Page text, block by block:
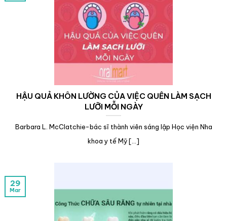
HẬU QUẢ KHÔN LƯỜNG CỦA VIỆC QUÊN LÀM SẠCH
LƯỠI MỖI NGÀY
Barbara L. McClatchie-bác sĩ thành viên sáng lập Học viện Nha
khoa y tế Mỹ [...]
29
Mar